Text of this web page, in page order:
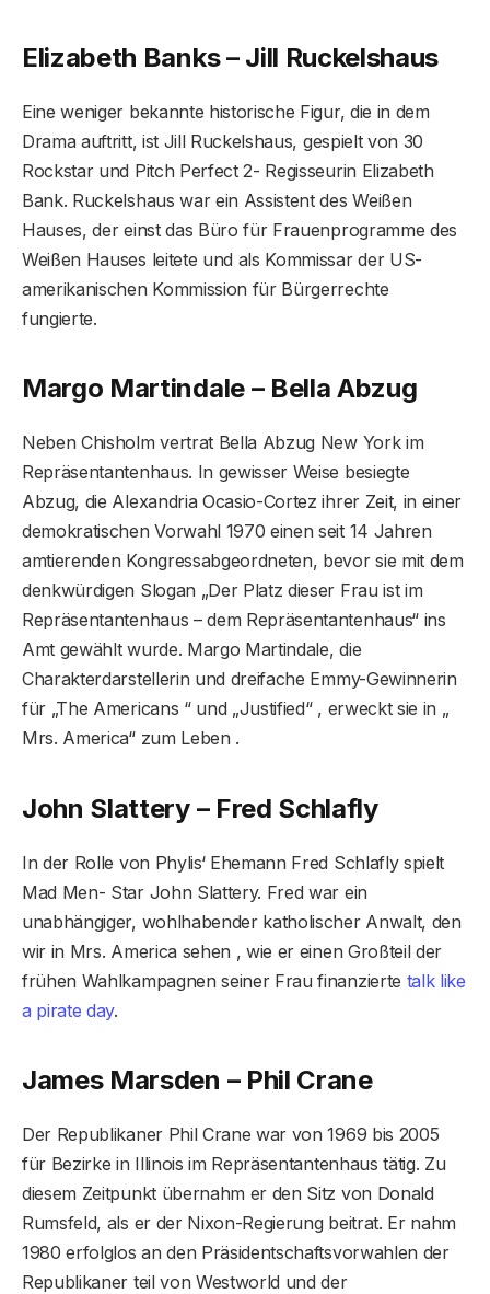
Elizabeth Banks – Jill Ruckelshaus
Eine weniger bekannte historische Figur, die in dem
Drama auftritt, ist Jill Ruckelshaus, gespielt von 30
Rockstar und Pitch Perfect 2- Regisseurin Elizabeth
Bank. Ruckelshaus war ein Assistent des Weißen
Hauses, der einst das Büro für Frauenprogramme des
Weißen Hauses leitete und als Kommissar der US-
amerikanischen Kommission für Bürgerrechte
fungierte.
Margo Martindale – Bella Abzug
Neben Chisholm vertrat Bella Abzug New York im
Repräsentantenhaus. In gewisser Weise besiegte
Abzug, die Alexandria Ocasio-Cortez ihrer Zeit, in einer
demokratischen Vorwahl 1970 einen seit 14 Jahren
amtierenden Kongressabgeordneten, bevor sie mit dem
denkwürdigen Slogan „Der Platz dieser Frau ist im
Repräsentantenhaus – dem Repräsentantenhaus“ ins
Amt gewählt wurde. Margo Martindale, die
Charakterdarstellerin und dreifache Emmy-Gewinnerin
für „The Americans “ und „Justified“ , erweckt sie in „
Mrs. America“ zum Leben .
John Slattery – Fred Schlafly
In der Rolle von Phylis‘ Ehemann Fred Schlafly spielt
Mad Men- Star John Slattery. Fred war ein
unabhängiger, wohlhabender katholischer Anwalt, den
wir in Mrs. America sehen , wie er einen Großteil der
frühen Wahlkampagnen seiner Frau finanzierte talk like
a pirate day.
James Marsden – Phil Crane
Der Republikaner Phil Crane war von 1969 bis 2005
für Bezirke in Illinois im Repräsentantenhaus tätig. Zu
diesem Zeitpunkt übernahm er den Sitz von Donald
Rumsfeld, als er der Nixon-Regierung beitrat. Er nahm
1980 erfolglos an den Präsidentschaftsvorwahlen der
Republikaner teil von Westworld und der